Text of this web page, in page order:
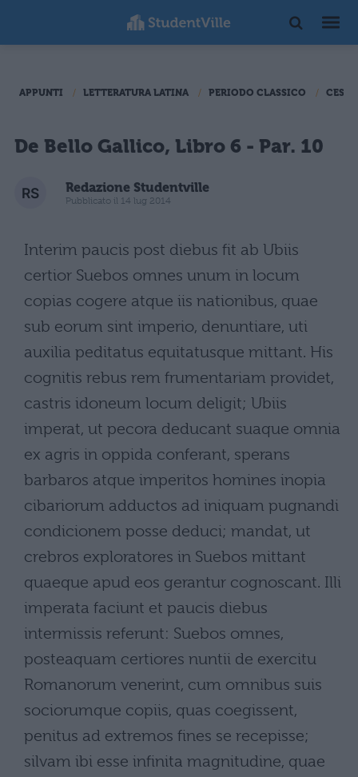
APPUNTI LETTERATURA LATINA PERIODO CLASSICO
De Bello Gallico, Libro 6 - Par. 10
Redazione Studentville
Pubblicato il 14 lug 2014
Interim paucis post diebus fit ab Ubiis
certior Suebos omnes unum in locum
copias cogere atque iis nationibus, quae
sub eorum sint imperio, denuntiare, uti
auxilia peditatus equitatusque mittant. His
cognitis rebus rem frumentariam providet,
castris idoneum locum deligit; Ubiis
imperat, ut pecora deducant suaque omnia
ex agris in oppida conferant, sperans
barbaros atque imperitos homines inopia
cibariorum adductos ad iniquam pugnandi
condicionem posse deduci; mandat, ut
crebros exploratores in Suebos mittant
quaeque apud eos gerantur cognoscant. Illi
imperata faciunt et paucis diebus
intermissis referunt: Suebos omnes,
posteaquam certiores nuntii de exercitu
Romanorum venerint, cum omnibus suis
sociorumque copiis, quas coegissent,
penitus ad extremos fines se recepisse;
silvam ibi esse infinita magnitudine, quae